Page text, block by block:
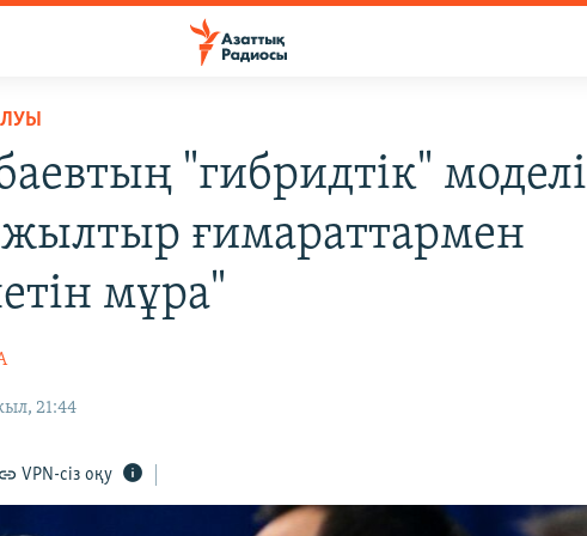
"гибридтік" моделі
ғимараттармен
мұра"
21:44
VPN-сіз оқу